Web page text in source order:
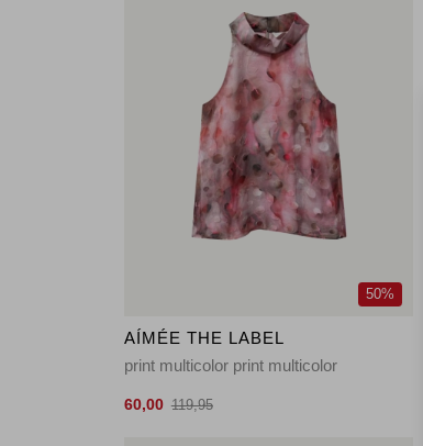
50%
AÍMÉE THE LABEL
print multicolor print multicolor
60,00 119,95